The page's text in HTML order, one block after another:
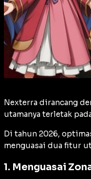
Nexterra dirancang
utamanya terletak
Di tahun 2026,
menguasai dua fitur
1. Menguasai